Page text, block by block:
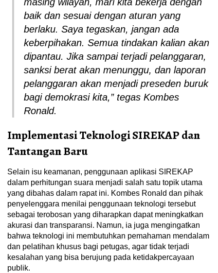
masing wilayah, mari kita bekerja dengan
baik dan sesuai dengan aturan yang
berlaku. Saya tegaskan, jangan ada
keberpihakan. Semua tindakan kalian akan
dipantau. Jika sampai terjadi pelanggaran,
sanksi berat akan menunggu, dan laporan
pelanggaran akan menjadi preseden buruk
bagi demokrasi kita,” tegas Kombes
Ronald.
Implementasi Teknologi SIREKAP dan
Tantangan Baru
Selain isu keamanan, penggunaan aplikasi SIREKAP
dalam perhitungan suara menjadi salah satu topik utama
yang dibahas dalam rapat ini. Kombes Ronald dan pihak
penyelenggara menilai penggunaan teknologi tersebut
sebagai terobosan yang diharapkan dapat meningkatkan
akurasi dan transparansi. Namun, ia juga mengingatkan
bahwa teknologi ini membutuhkan pemahaman mendalam
dan pelatihan khusus bagi petugas, agar tidak terjadi
kesalahan yang bisa berujung pada ketidakpercayaan
publik.